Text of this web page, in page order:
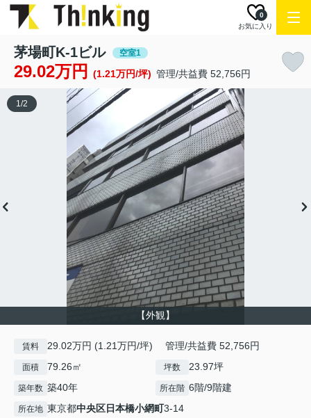
お気に入り
0
茅場町K-1ビル 空室1
29.02万円 (1.21万円/坪) 管理/共益費 52,756円
【外観】
1/2
賃料 29.02万円 (1.21万円/坪) 管理/共益費 52,756円
面積 79.26㎡ 坪数 23.97坪
築年数 築40年 所在階 6階/9階建
所在地 東京都中央区日本橋小網町3-14